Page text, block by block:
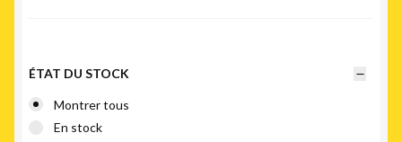
ÉTAT DU STOCK
Montrer tous
En stock